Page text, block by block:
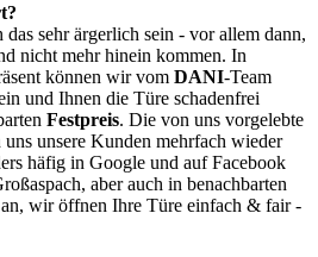
sehr ärgerlich sein - vor allem dann,
nicht mehr hinein kommen. In
können wir vom DANI-Team
und Ihnen die Türe schadenfrei
Festpreis. Die von uns vorgelebte
uns unsere Kunden mehrfach wieder
häfig in Google und auf Facebook
aber auch in benachbarten
wir öffnen Ihre Türe einfach & fair -